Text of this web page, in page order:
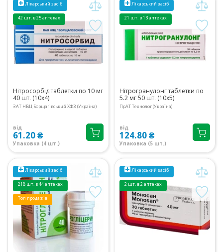
Лікарський засіб
42 шт. в 25 аптеках
Нітросорбід таблетки по 10 мг
40 шт. (10х4)
ЗАТ НВЦ Борщагівський ХФЗ (Україна)
від
61.20 ₴
Упаковка (4 шт.)
Лікарський засіб
21 шт. в 13 аптеках
Нітрогранулонг таблетки по
5.2 мг 50 шт. (10х5)
ПрАТ Технолог (Україна)
від
124.80 ₴
Упаковка (5 шт.)
Лікарський засіб
218 шт. в 44 аптеках
Топ продажів
Лікарський засіб
2 шт. в 2 аптеках